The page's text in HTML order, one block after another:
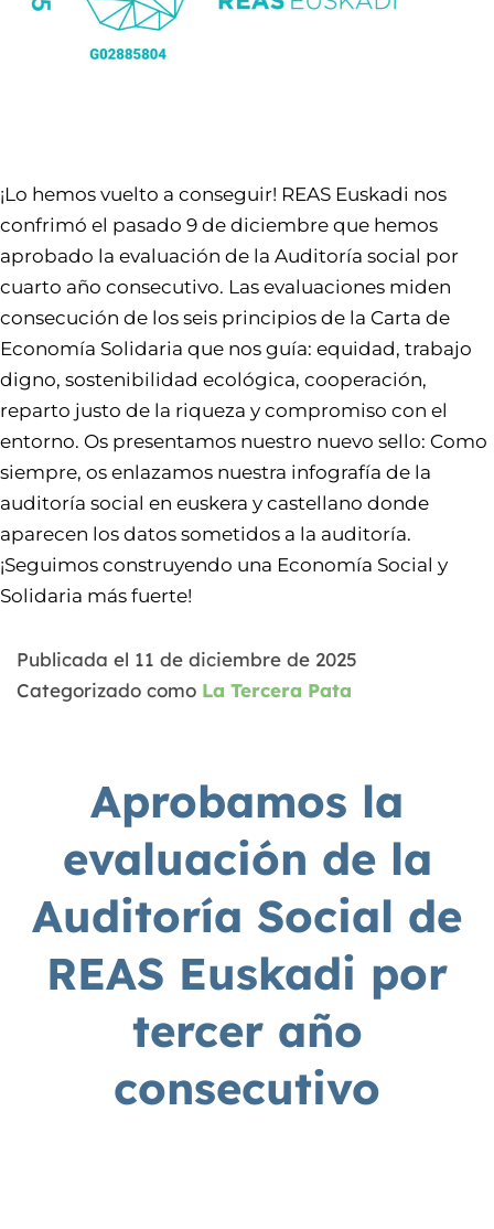
¡Lo hemos vuelto a conseguir! REAS Euskadi nos
confrimó el pasado 9 de diciembre que hemos
aprobado la evaluación de la Auditoría social por
cuarto año consecutivo. Las evaluaciones miden
consecución de los seis principios de la Carta de
Economía Solidaria que nos guía: equidad, trabajo
digno, sostenibilidad ecológica, cooperación,
reparto justo de la riqueza y compromiso con el
entorno. Os presentamos nuestro nuevo sello: Como
siempre, os enlazamos nuestra infografía de la
auditoría social en euskera y castellano donde
aparecen los datos sometidos a la auditoría.
¡Seguimos construyendo una Economía Social y
Solidaria más fuerte!
Publicada el 11 de diciembre de 2025
Categorizado como La Tercera Pata
Aprobamos la
evaluación de la
Auditoría Social de
REAS Euskadi por
tercer año
consecutivo